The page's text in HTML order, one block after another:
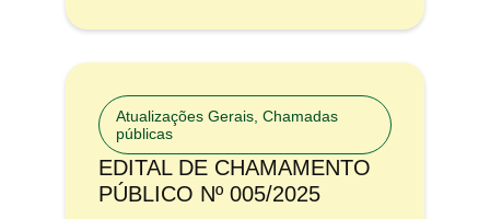
Atualizações Gerais Chamadas
públicas
EDITAL DE CHAMAMENTO
PÚBLICO Nº 005/2025